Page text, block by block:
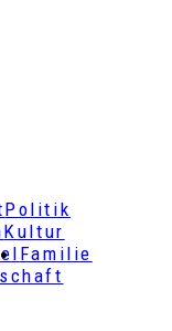
Politik
Kultur
Familie